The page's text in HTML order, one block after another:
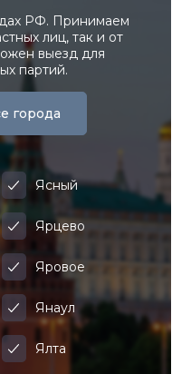
РФ. Принимаем
лиц, так и от
выезд для
партий.
города
Ясный
Ярцево
Яровое
Янаул
Ялта